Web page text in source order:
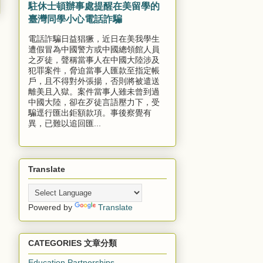
駐休士頓辦事處提醒在美留學的
臺灣同學小心電話詐騙
電話詐騙日益猖獗，近日在美我學生
遭假冒為中國警方或中國總領館人員
之歹徒，聲稱當事人在中國大陸涉及
犯罪案件，脅迫當事人匯款至指定帳
戶，且不得對外張揚，否則將被遣送
離美且入獄。案件當事人雖未曾到過
中國大陸，卻在歹徒言語壓力下，受
騙逕行匯出鉅額款項。事後察覺有
異，已難以追回匯...
Translate
Powered by Translate
CATEGORIES 文章分類